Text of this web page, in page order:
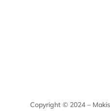
Copyright © 2024 –